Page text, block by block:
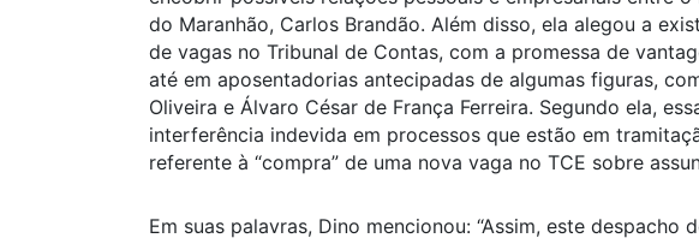
do Maranhão, Carlos Brandão. Além disso, ela alegou a
de vagas no Tribunal de Contas, com a promessa de
até em aposentadorias antecipadas de algumas figuras,
Oliveira e Álvaro César de França Ferreira. Segundo ela,
interferência indevida em processos que estão em
referente à “compra” de uma nova vaga no TCE sobre
Em suas palavras, Dino mencionou: “Assim, este